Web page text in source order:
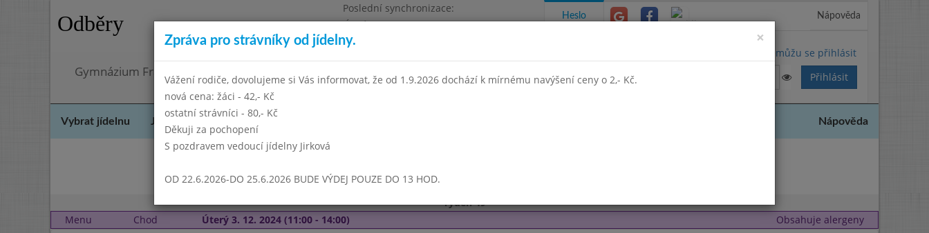
Odběry
Poslední synchronizace:
Úterý 21.7.2026 8:55
Omezení objednávek
Gymnázium Františka Palackého, Neratovice, Masarykova 450
Heslo Nápověda
Nemůžu se přihlásit
Vybrat jídelnu Jídelní lístek Nápověda
Týden 49
Menu
Chod Úterý 3. 12. 2024 (11:00 - 14:00) Obsahuje alergeny
×
Zpráva pro strávníky od jídelny.
Vážení rodiče, dovolujeme si Vás informovat, že od 1.9.2026 dochází k mírnému navýšení ceny o 2,- Kč.
nová cena: žáci - 42,- Kč
ostatní strávníci - 80,- Kč
Děkuji za pochopení
S pozdravem vedoucí jídelny Jirková
OD 22.6.2026-DO 25.6.2026 BUDE VÝDEJ POUZE DO 13 HOD.